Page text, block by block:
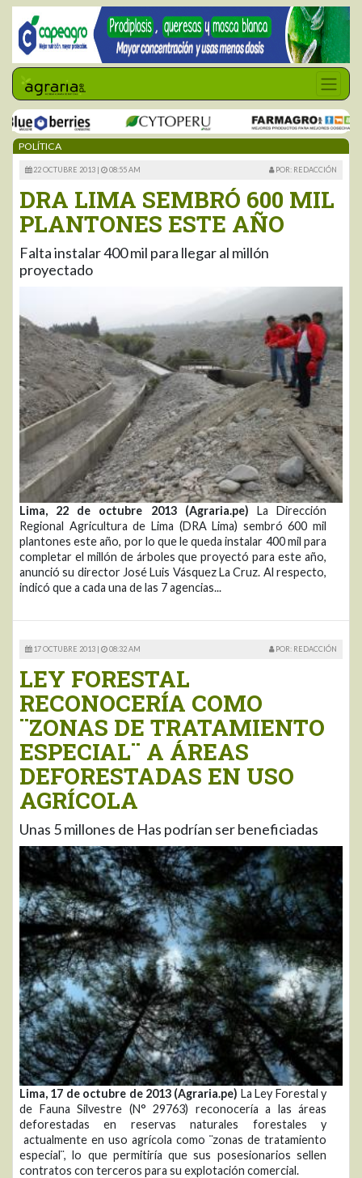
POLÍTICA
22 OCTUBRE 2013 | 08:55 AM POR: REDACCIÓN
DRA LIMA SEMBRÓ 600 MIL
PLANTONES ESTE AÑO
Falta instalar 400 mil para llegar al millón
proyectado
Lima, 22 de octubre 2013 (Agraria.pe) La Dirección
Regional Agricultura de Lima (DRA Lima) sembró 600 mil
plantones este año, por lo que le queda instalar 400 mil para
completar el millón de árboles que proyectó para este año,
anunció su director José Luis Vásquez La Cruz. Al respecto,
indicó que a cada una de las 7 agencias...
17 OCTUBRE 2013 | 08:32 AM POR: REDACCIÓN
LEY FORESTAL
RECONOCERÍA COMO
¨ZONAS DE TRATAMIENTO
ESPECIAL¨ A ÁREAS
DEFORESTADAS EN USO
AGRÍCOLA
Unas 5 millones de Has podrían ser beneficiadas
Lima, 17 de octubre de 2013 (Agraria.pe) La Ley Forestal y
de Fauna Silvestre (N° 29763) reconocería a las áreas
deforestadas en reservas naturales forestales y
actualmente en uso agrícola como ¨zonas de tratamiento
especial¨, lo que permitiría que sus posesionarios sellen
contratos con terceros para su explotación comercial.